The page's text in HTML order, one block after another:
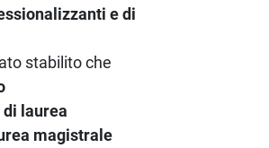
e di
stabilito che
laurea
magistrale